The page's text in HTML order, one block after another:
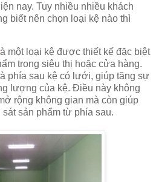
nay. Tuy nhiều nhiều khách
biết nên chọn loại kệ nào thì
là một loại kệ được thiết kế đặc biệt
trong siêu thị hoặc cửa hàng.
phía sau kệ có lưới, giúp tăng sự
lượng của kệ. Điều này không
rộng không gian mà còn giúp
sản phẩm từ phía sau.